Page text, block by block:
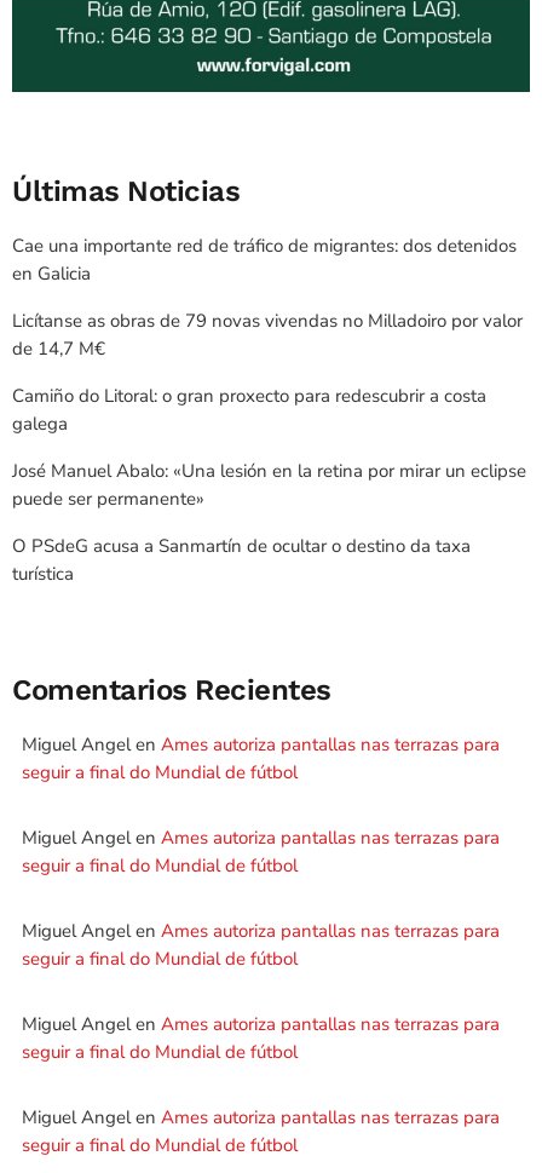
Últimas Noticias
Cae una importante red de tráfico de migrantes: dos detenidos
en Galicia
Licítanse as obras de 79 novas vivendas no Milladoiro por valor
de 14,7 M€
Camiño do Litoral: o gran proxecto para redescubrir a costa
galega
José Manuel Abalo: «Una lesión en la retina por mirar un eclipse
puede ser permanente»
O PSdeG acusa a Sanmartín de ocultar o destino da taxa
turística
Comentarios Recientes
Miguel Angelen Ames autoriza pantallas nas terrazas para
seguir a final do Mundial de fútbol
Miguel Angelen Ames autoriza pantallas nas terrazas para
seguir a final do Mundial de fútbol
Miguel Angelen Ames autoriza pantallas nas terrazas para
seguir a final do Mundial de fútbol
Miguel Angelen Ames autoriza pantallas nas terrazas para
seguir a final do Mundial de fútbol
Miguel Angelen Ames autoriza pantallas nas terrazas para
seguir a final do Mundial de fútbol